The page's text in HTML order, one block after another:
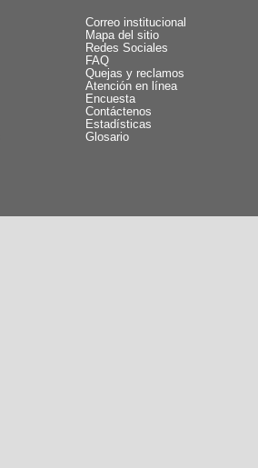
Correo institucional
Mapa del sitio
Redes Sociales
FAQ
Quejas y reclamos
Atención en línea
Encuesta
Contáctenos
Estadísticas
Glosario